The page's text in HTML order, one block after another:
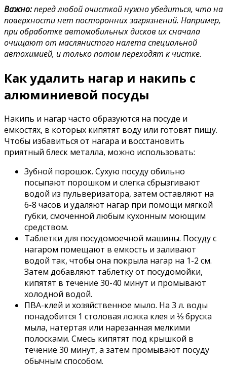
Важно:перед любой очисткой нужно убедиться, что на
поверхности нет посторонних загрязнений. Например,
при обработке автомобильных дисков их сначала
очищают от маслянистого налета специальной
автохимией, и только потом переходят к чистке.
Как удалить нагар и накипь с
алюминиевой посуды
Накипь и нагар часто образуются на посуде и
емкостях, в которых кипятят воду или готовят пищу.
Чтобы избавиться от нагара и восстановить
приятный блеск металла, можно использовать:
Зубной порошок. Сухую посуду обильно
посыпают порошком и слегка сбрызгивают
водой из пульверизатора, затем оставляют на
6-8 часов и удаляют нагар при помощи мягкой
губки, смоченной любым кухонным моющим
средством.
Таблетки для посудомоечной машины. Посуду с
нагаром помещают в емкость и заливают
водой так, чтобы она покрыла нагар на 1-2 см.
Затем добавляют таблетку от посудомойки,
кипятят в течение 30-40 минут и промывают
холодной водой.
ПВА-клей и хозяйственное мыло. На 3 л. воды
понадобится 1 столовая ложка клея и ⅓ бруска
мыла, натертая или нарезанная мелкими
полосками. Смесь кипятят под крышкой в
течение 30 минут, а затем промывают посуду
обычным способом.